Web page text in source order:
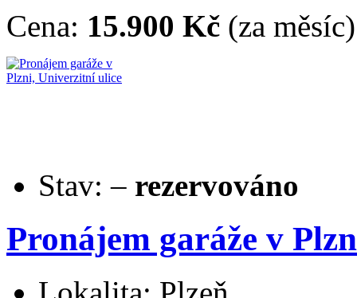
Cena: 15.900 Kč (za měsíc)
Stav: – rezervováno
Pronájem garáže v